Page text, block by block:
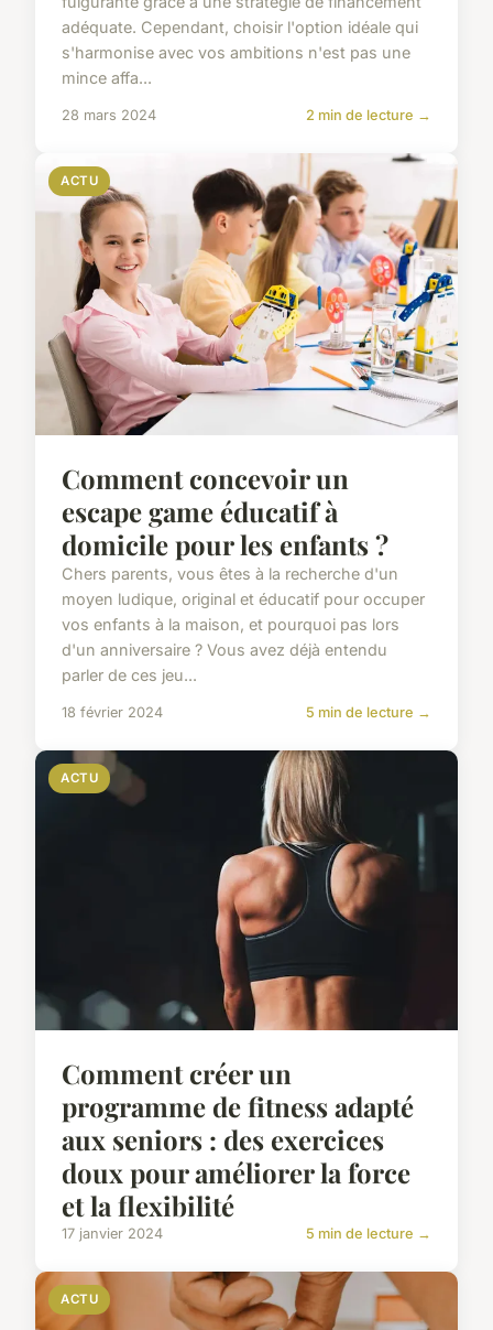
adéquate. Cependant, choisir l'option idéale qui
s'harmonise avec vos ambitions n'est pas une
mince affa...
28 mars 2024 2 min de lecture →
ACTU
Comment concevoir un
escape game éducatif à
domicile pour les enfants ?
Chers parents, vous êtes à la recherche d'un
moyen ludique, original et éducatif pour occuper
vos enfants à la maison, et pourquoi pas lors
d'un anniversaire ? Vous avez déjà entendu
parler de ces jeu...
18 février 2024 5 min de lecture →
ACTU
Comment créer un
programme de fitness adapté
aux seniors : des exercices
doux pour améliorer la force
et la flexibilité
17 janvier 2024 5 min de lecture →
ACTU